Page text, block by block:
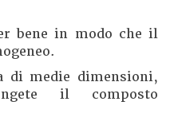
bene in modo che il
di medie dimensioni,
il composto